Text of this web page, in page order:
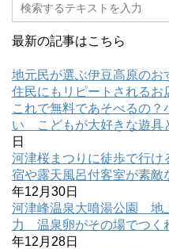
最新の記事はこちら
地元民が選ぶ伊豆高原の
住民にもリピートされるお
これで無料であそべるの
い こどもが大好きな遊具
日
河津桜まつりに徒歩で行
宿や露天風呂付客室が素
年12月30日
河津峰温泉大噴湯公園 地
力 温泉卵がその場でつ
年12月28日